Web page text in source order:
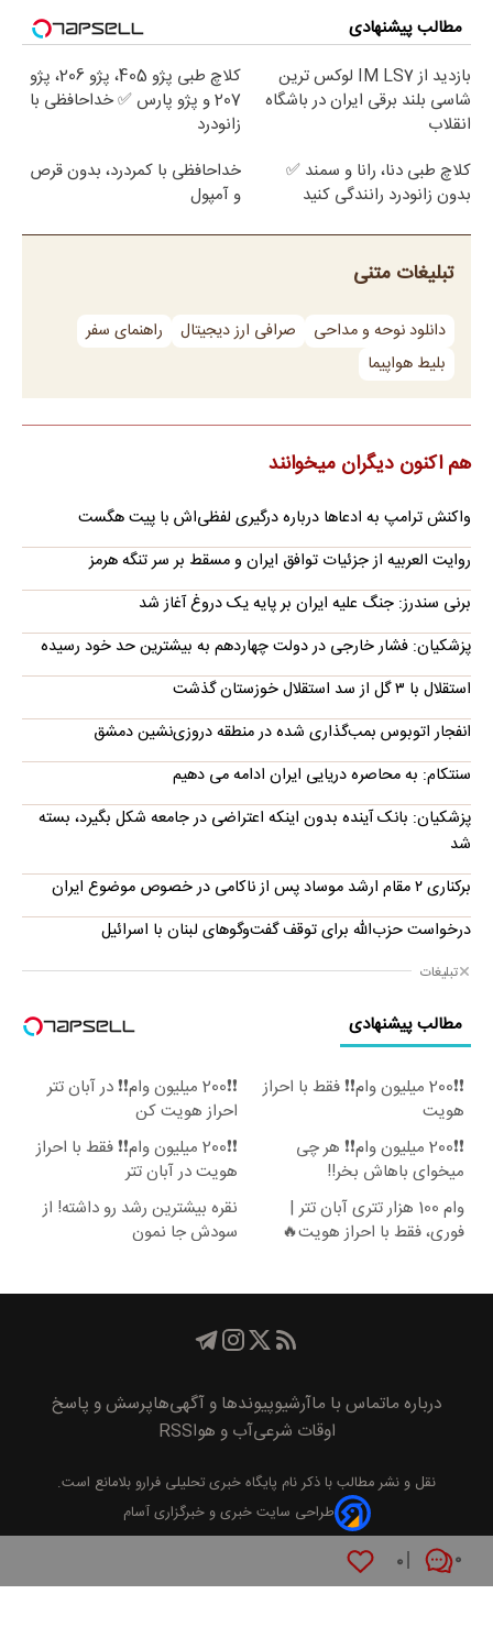
۰ ۰
مطالب پیشنهادی
بازدید از IM LS7 لوکس ترین
شاسی بلند برقی ایران در باشگاه
انقلاب
کلاچ طبی پژو 405، پژو 206، پژو
207 و پژو پارس ✅ خداحافظی با
زانودرد
کلاچ طبی دنا، رانا و سمند ✅
بدون زانودرد رانندگی کنید
خداحافظی با کمردرد، بدون قرص
و آمپول
تبلیغات متنی
دانلود نوحه و مداحی صرافی ارز دیجیتال
راهنمای سفر
بلیط هواپیما
هم اکنون دیگران میخوانند
واکنش ترامپ به ادعاها درباره درگیری لفظی‌اش با پیت هگست
روایت العربیه از جزئیات توافق ایران و مسقط بر سر تنگه هرمز
برنی سندرز: جنگ علیه ایران بر پایه یک دروغ آغاز شد
پزشکیان: فشار خارجی در دولت چهاردهم به بیشترین حد خود رسیده
استقلال با ۳ گل از سد استقلال خوزستان گذشت
انفجار اتوبوس بمب‌گذاری شده در منطقه دروزی‌نشین دمشق
سنتکام: به محاصره دریایی ایران ادامه می دهیم
پزشکیان: بانک آینده بدون اینکه اعتراضی در جامعه شکل بگیرد، بسته
شد
برکناری ۲ مقام ارشد موساد پس از ناکامی در خصوص موضوع ایران
درخواست حزب‌الله برای توقف گفت‌وگوهای لبنان با اسرائیل
تبلیغات
مطالب پیشنهادی
❗❗200 میلیون وام❗❗ فقط با احراز
هویت
❗❗200 میلیون وام❗❗ در آبان تتر
احراز هویت کن
❗❗200 میلیون وام❗❗ هر چی
میخوای باهاش بخر!!
❗❗200 میلیون وام❗❗ فقط با احراز
هویت در آبان تتر
وام 100 هزار تتری آبان تتر |
فوری، فقط با احراز هویت🔥
نقره بیشترین رشد رو داشته! از
سودش جا نمون
درباره ماتماس با ماآرشیوپیوند‌ها و آگهی‌هاپرسش و پاسخ
اوقات شرعیآب و هواRSS
نقل و نشر مطالب با ذکر نام پايگاه خبری تحليلی فرارو بلامانع است.
طراحی سایت خبری و خبرگزاری آسام